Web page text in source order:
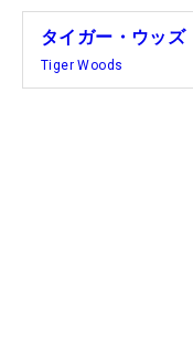
タイガー・ウッズ
Tiger Woods